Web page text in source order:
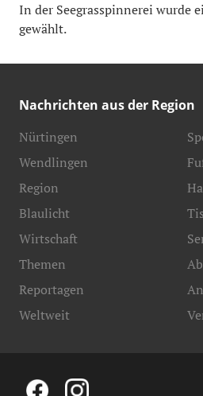
In der Seegrasspinnerei wurde
gewählt.
Nachrichten aus der Region
Nürtingen
Wendlingen
Region
Blaulicht
Wirtschaft
Themen
Reportagen
Weltweit